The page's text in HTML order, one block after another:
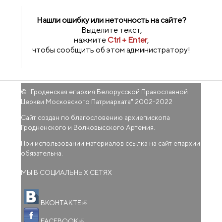
Нашли ошибку или неточность на сайте?
Выделите текст,
нажмитеCtrl + Enter,
чтобы сообщить об этом администратору!
© "Гроденская епархия Белорусской Православной
Церкви Московского Патриархата" 2002-2022
Сайт создан по благословению архиепископа
Гродненского и Волковысского Артемия.
При использовании материалов ссылка на сайт епархии
обязательна.
МЫ В СОЦИАЛЬНЫХ СЕТЯХ
ВКОНТАКТЕ